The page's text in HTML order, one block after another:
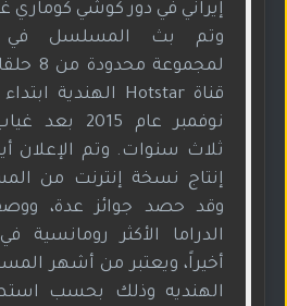
إيراني في دور كوشي كوماري
وتم بث المسلسل في
لمجموعة
نوفمبر عام 2015
ثلاث سنوات. وتم الإعلان
إنتاج نسخة إنترنت من
وقد حصد جوائز عدة،
الدراما الأكثر رومانسية
أخيراً، ويعتبر من أشهر
الهنديه وذلك بحسب